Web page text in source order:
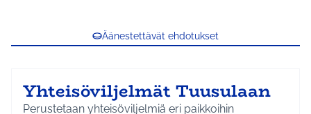
Äänestettävät ehdotukset
Yhteisöviljelmät Tuusulaan
Perustetaan yhteisöviljelmiä eri paikkoihin